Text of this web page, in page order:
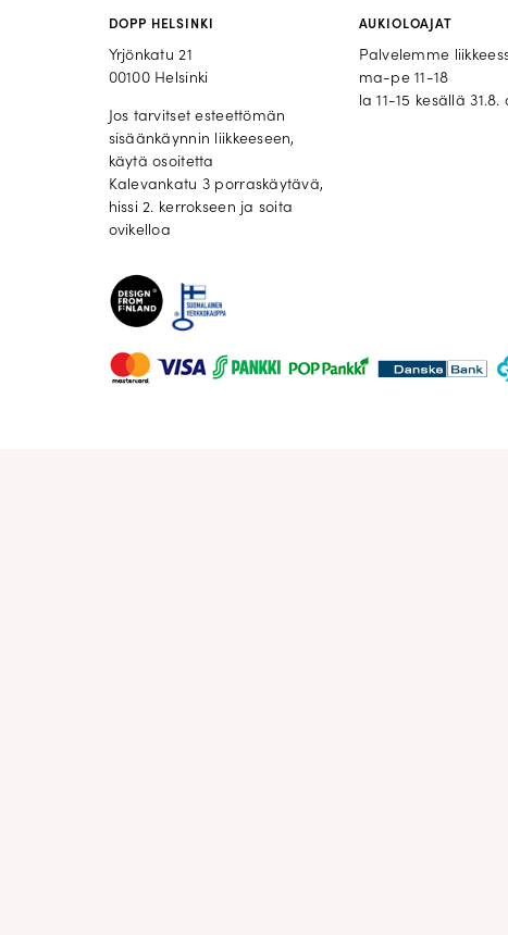
DOPP HELSINKI
Yrjönkatu 21
00100 Helsinki
Jos tarvitset esteettömän
sisäänkäynnin liikkeeseen,
käytä osoitetta
Kalevankatu 3 porraskäytävä,
hissi 2. kerrokseen ja soita
ovikelloa
AUKIOLOAJAT
Palvelemme
ma-pe 11-18
la 11-15 kesällä 31.8.